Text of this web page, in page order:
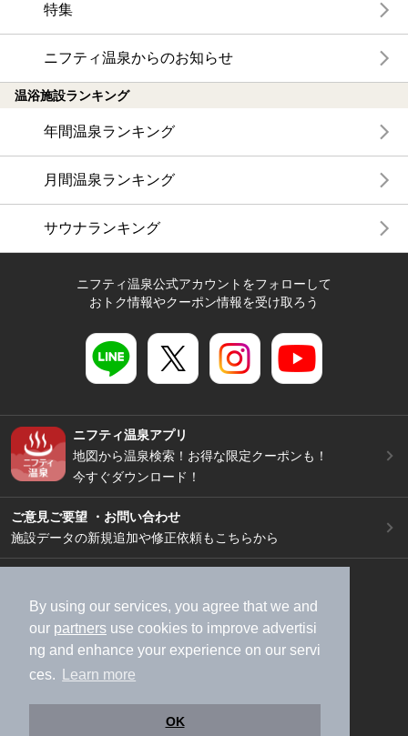
By using our services, you agree that we and
our partners use cookies to improve advertisi
ng and enhance your experience on our servi
ces.
Learn more
OK
特集
ニフティ温泉からのお知らせ
温浴施設ランキング
年間温泉ランキング
月間温泉ランキング
サウナランキング
ニフティ温泉公式アカウントをフォローして
おトク情報やクーポン情報を受け取ろう
ニフティ温泉アプリ
地図から温泉検索！お得な限定クーポンも！
今すぐダウンロード！
ご意見ご要望 ・お問い合わせ
施設データの新規追加や修正依頼もこちらから
加盟店募集（資料請求）
広告出稿のご案内
利用規約
ライフスタイルMEMBERS+規約
特定商取引法に基づく表記
ヘルプ
採用情報
運営会社